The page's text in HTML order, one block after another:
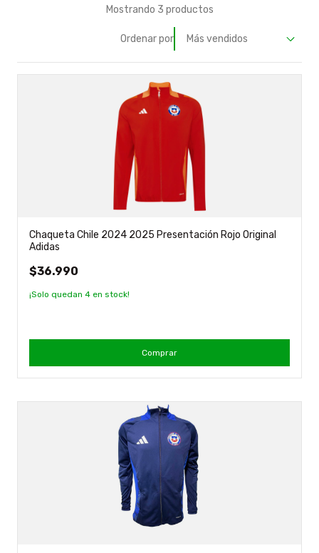
Mostrando 3 productos
Ordenar por
Chaqueta Chile 2024 2025 Presentación Rojo Original
Adidas
$36.990
¡Solo quedan 4 en stock!
Comprar